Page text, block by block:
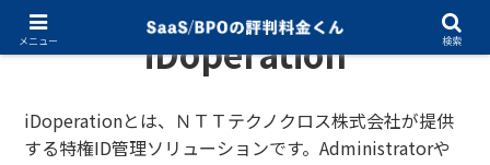
iDoperation
iDoperationとは、ＮＴＴテクノクロス株式会社が提供
する特権ID管理ソリューションです。Administratorや
メニュー 検索